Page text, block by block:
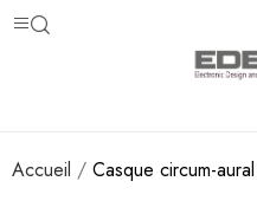
Accueil Casque circum-